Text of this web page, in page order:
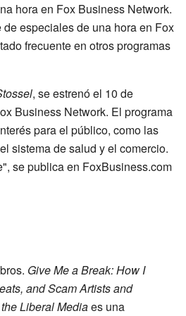
hora en Fox Business Network.
especiales de una hora en Fox
frecuente en otros programas
, se estrenó el 10 de
Business Network. El programa
para el público, como las
sistema de salud y el comercio.
se publica en FoxBusiness.com
Give Me a Break: How I
and Scam Artists and
Liberal Mediaes una